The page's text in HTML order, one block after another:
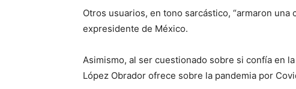
Otros usuarios, en tono sarcástico, “armaron una
expresidente de México.
Asimismo, al ser cuestionado sobre si confía en
López Obrador ofrece sobre la pandemia por